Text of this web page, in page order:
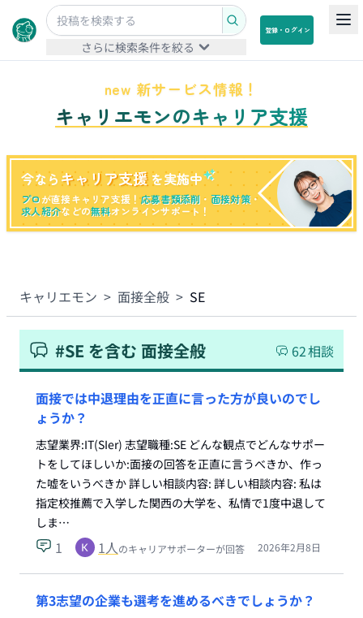
さらに検索条件を絞る
登録・ログイン
new 新サービス情報！
キャリエモンのキャリア支援
今なら キャリア支援 を実施中
プロが直接キャリア支援！応募書類添削 ・ 面接対策・
求人紹介などの無料オンラインサポート！
キャリエモン > 面接全般 > SE
#SE を含む 面接全般 62相談
面接では中退理由を正直に言った方が良いのでし
ょうか？
志望業界:IT(SIer) 志望職種:SE どんな観点でどんなサポー
トをしてほしいか:面接の回答を正直に言うべきか、作っ
た嘘をいうべきか 詳しい相談内容: 詳しい相談内容: 私は
指定校推薦で入学した関西の大学を、私情で1度中退して
しま…
1 1人のキャリアサポーターが回答 2026年2月8日
第3志望の企業も選考を進めるべきでしょうか？